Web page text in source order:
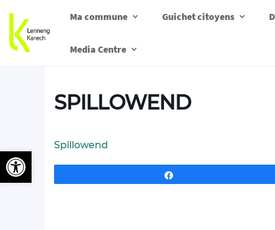
Ma commune Guichet citoyens
Media Centre
SPILLOWEND
Spillowend
Ouvrir la barre d’outils